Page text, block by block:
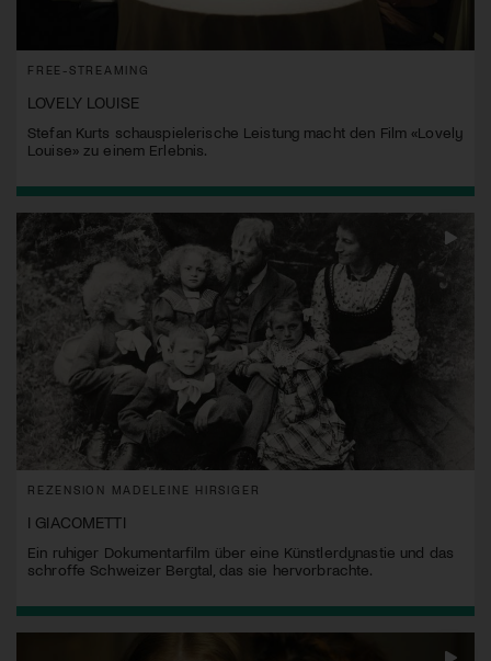
FREE-STREAMING
LOVELY LOUISE
Stefan Kurts schauspielerische Leistung macht den Film «Lovely
Louise» zu einem Erlebnis.
REZENSION MADELEINE HIRSIGER
I GIACOMETTI
Ein ruhiger Dokumentarfilm über eine Künstlerdynastie und das
schroffe Schweizer Bergtal, das sie hervorbrachte.